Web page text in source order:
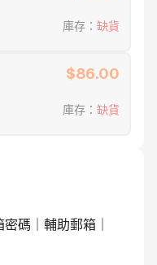
庫存 ： 缺貨
$86.00
庫存 ： 缺貨
碼｜輔助郵箱｜